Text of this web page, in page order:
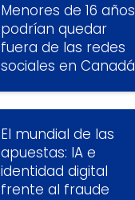
Menores de 16 años
podrían quedar
fuera de las redes
sociales en Canadá
El mundial de las
apuestas: IA e
identidad digital
frente al fraude